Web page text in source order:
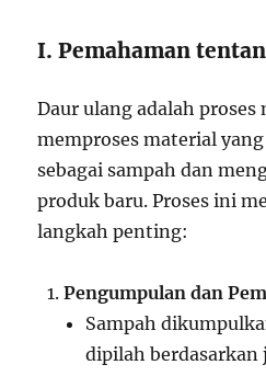
I. Pemahaman
Daur ulang adalah
memproses material
sebagai sampah dan
produk baru. Proses ini
langkah penting:
Pengumpulan dan
Sampah
dipilah berdasarkan